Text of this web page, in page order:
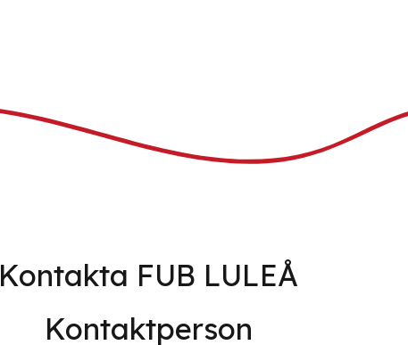
Kontakta FUB LULEÅ
Kontaktperson